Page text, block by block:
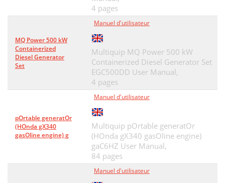
Effective: February 22, 2002
84
HERE’S HOW TO GET HELP
4 pages
MQ Power 500 kW
Containerized
Diesel Generator
Set
Manuel d'utilisateur
Multiquip MQ Power 500 kW
Containerized Diesel Generator Set
EGC500DD User Manual,
4 pages
pOrtable generatOr
(HOnda gX340
gasOline engine) g
Manuel d'utilisateur
Multiquip pOrtable generatOr
(HOnda gX340 gasOline engine)
gaC6HZ User Manual,
84 pages
Manuel d'utilisateur